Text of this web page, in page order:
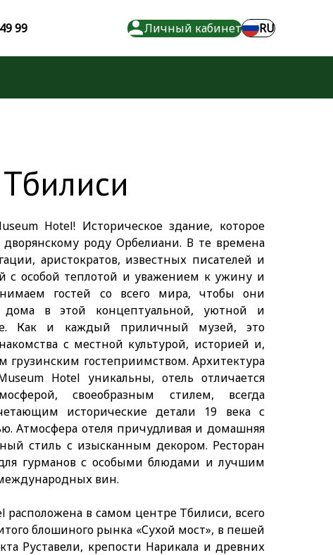
99 Личный кабинет RU
Hotel! Историческое здание, которое
дворянскому роду Орбелиани. В те времена
аристократов, известных писателей и
с особой теплотой и уважением к ужину и
гостей со всего мира, чтобы они
дома в этой концептуальной, уютной и
Как и каждый приличный музей, это
с местной культурой, историей и,
грузинским гостеприимством. Архитектура
Hotel уникальны, отель отличается
своеобразным стилем, всегда
исторические детали 19 века с
Атмосфера отеля причудливая и домашняя
стиль с изысканным декором. Ресторан
гурманов с особыми блюдами и лучшим
вин.
расположена в самом центре Тбилиси, всего
блошиного рынка «Сухой мост», в пешей
Руставели, крепости Нарикала и древних